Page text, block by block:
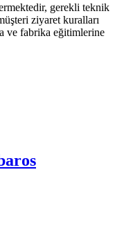
gerekli teknik
ziyaret kuralları
ve fabrika eğitimlerine